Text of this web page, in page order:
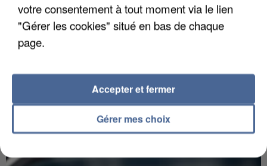
votre consentement à tout moment via le lien
"Gérer les cookies" situé en bas de chaque
page.
Gérer mes choix
Accepter et fermer